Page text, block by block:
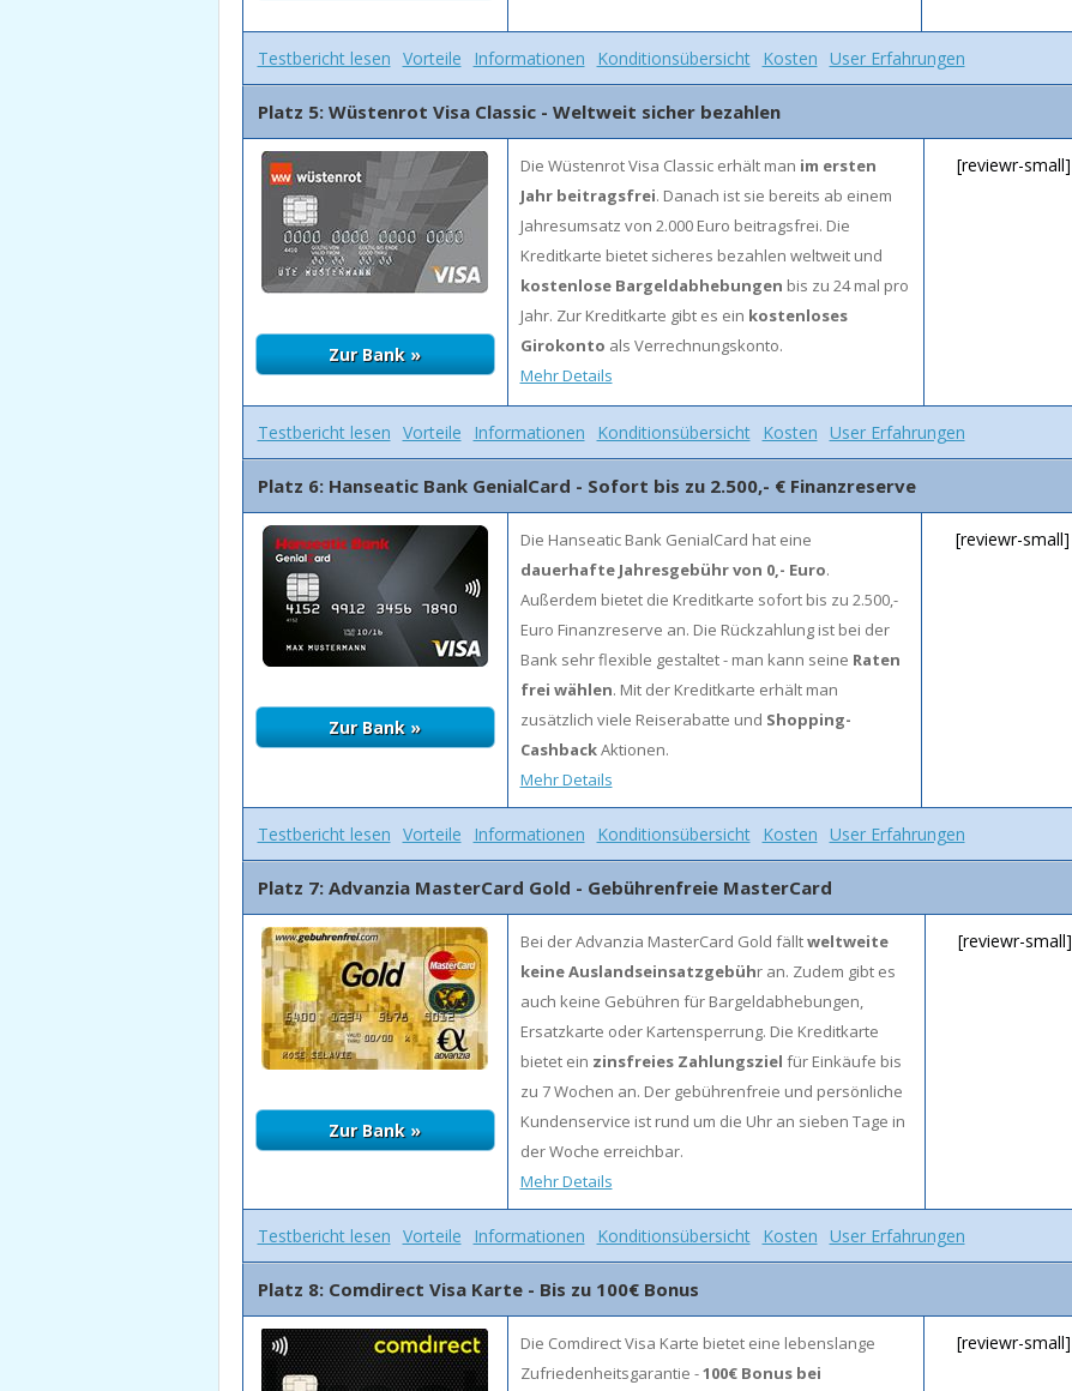
Testbericht lesen Vorteile Informationen Konditionsübersicht Kosten User Erfahrungen
Platz 5: Wüstenrot Visa Classic - Weltweit sicher bezahlen
Die Wüstenrot Visa Classic erhält man im ersten
Jahr beitragsfrei. Danach ist sie bereits ab einem
Jahresumsatz von 2.000 Euro beitragsfrei. Die
Kreditkarte bietet sicheres bezahlen weltweit und
kostenlose Bargeldabhebungen bis zu 24 mal pro
Jahr. Zur Kreditkarte gibt es ein kostenloses
Girokonto als Verrechnungskonto.
Mehr Details
[reviewr-small]
Testbericht lesen Vorteile Informationen Konditionsübersicht Kosten User Erfahrungen
Platz 6: Hanseatic Bank GenialCard - Sofort bis zu 2.500,- € Finanzreserve
Die Hanseatic Bank GenialCard hat eine
dauerhafte Jahresgebühr von 0,- Euro.
Außerdem bietet die Kreditkarte sofort bis zu 2.500,-
Euro Finanzreserve an. Die Rückzahlung ist bei der
Bank sehr flexible gestaltet - man kann seine Raten
frei wählen. Mit der Kreditkarte erhält man
zusätzlich viele Reiserabatte und Shopping-
CashbackAktionen.
Mehr Details
[reviewr-small]
Testbericht lesen Vorteile Informationen Konditionsübersicht Kosten User Erfahrungen
Platz 7: Advanzia MasterCard Gold - Gebührenfreie MasterCard
Bei der Advanzia MasterCard Gold fälltweltweite
keine Auslandseinsatzgebühr an. Zudem gibt es
auch keine Gebühren für Bargeldabhebungen,
Ersatzkarte oder Kartensperrung. Die Kreditkarte
bietet ein zinsfreies Zahlungsziel für Einkäufe bis
zu 7 Wochen an. Der gebührenfreie und persönliche
Kundenservice ist rund um die Uhr an sieben Tage in
der Woche erreichbar.
Mehr Details
[reviewr-small]
Testbericht lesen Vorteile Informationen Konditionsübersicht Kosten User Erfahrungen
Platz 8: Comdirect Visa Karte - Bis zu 100€ Bonus
Die Comdirect Visa Karte bietet eine lebenslange
Zufriedenheitsgarantie -100€ Bonus bei
[reviewr-small]